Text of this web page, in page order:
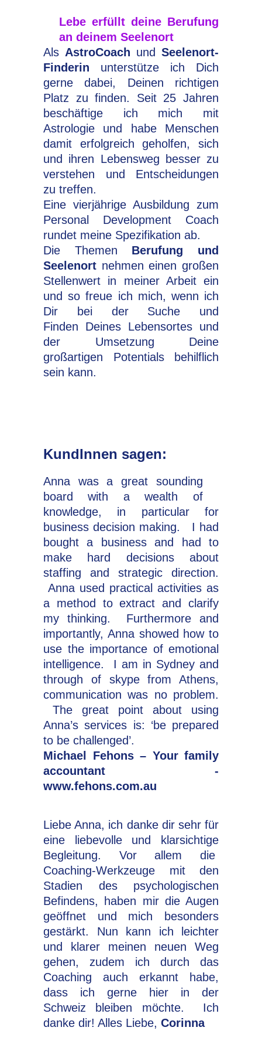
Lebe erfüllt deine Berufung
an deinem Seelenort
Als AstroCoach und Seelenort-
Finderin unterstütze ich Dich
gerne dabei, Deinen richtigen
Platz zu finden. Seit 25 Jahren
beschäftige ich mich mit
Astrologie und habe Menschen
damit erfolgreich geholfen, sich
und ihren Lebensweg besser zu
verstehen und Entscheidungen
zu treffen.
Eine vierjährige Ausbildung zum
Personal Development Coach
rundet meine Spezifikation ab.
Die Themen Berufung und
Seelenort nehmen einen großen
Stellenwert in meiner Arbeit ein
und so freue ich mich, wenn ich
Dir bei der Suche und
Finden Deines Lebensortes und
der Umsetzung Deine
großartigen Potentials behilflich
sein kann.
KundInnen sagen:
Anna was a great sounding
board with a wealth of
knowledge, in particular for
business decision making. I had
bought a business and had to
make hard decisions about
staffing and strategic direction.
Anna used practical activities as
a method to extract and clarify
my thinking. Furthermore and
importantly, Anna showed how to
use the importance of emotional
intelligence. I am in Sydney and
through of skype from Athens,
communication was no problem.
The great point about using
Anna’s services is: ‘be prepared
to be challenged’.
Michael Fehons – Your family
accountant -
www.fehons.com.au
Liebe Anna, ich danke dir sehr für
eine liebevolle und klarsichtige
Begleitung. Vor allem die
Coaching-Werkzeuge mit den
Stadien des psychologischen
Befindens, haben mir die Augen
geöffnet und mich besonders
gestärkt. Nun kann ich leichter
und klarer meinen neuen Weg
gehen, zudem ich durch das
Coaching auch erkannt habe,
dass ich gerne hier in der
Schweiz bleiben möchte. Ich
danke dir! Alles Liebe, Corinna